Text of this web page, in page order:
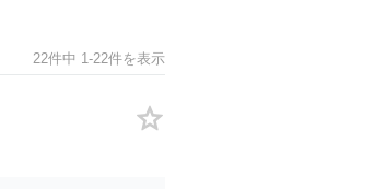
22件中 1-22件を表示